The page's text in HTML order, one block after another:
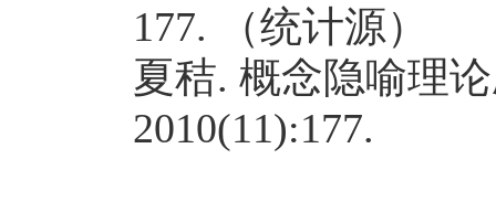
177.
（统计源）
夏秸. 概念隐喻理
2010(11):177.